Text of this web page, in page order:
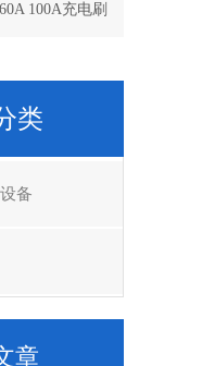
100A充电刷
类
备
章